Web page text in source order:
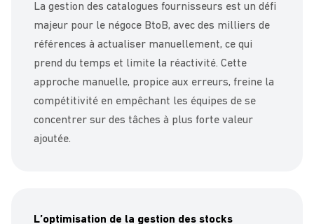
La gestion des catalogues fournisseurs est un défi
majeur pour le négoce BtoB, avec des milliers de
références à actualiser manuellement, ce qui
prend du temps et limite la réactivité. Cette
approche manuelle, propice aux erreurs, freine la
compétitivité en empêchant les équipes de se
concentrer sur des tâches à plus forte valeur
ajoutée.
L’optimisation de la gestion des stocks